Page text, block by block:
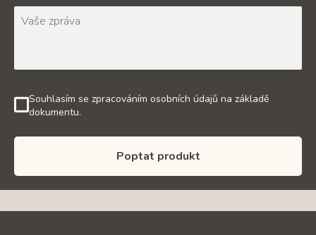
Souhlasím se zpracováním osobních údajů na základě
dokumentu.
Poptat produkt